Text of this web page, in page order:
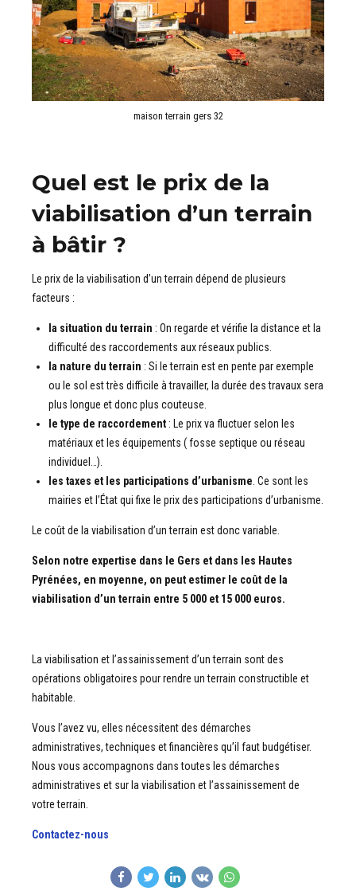
maison terrain gers 32
Quel est le prix de la
viabilisation d’un terrain
à bâtir ?
Le prix de la viabilisation d’un terrain dépend de plusieurs
facteurs :
la situation du terrain : On regarde et vérifie la distance et la
difficulté des raccordements aux réseaux publics.
la nature du terrain : Si le terrain est en pente par exemple
ou le sol est très difficile à travailler, la durée des travaux sera
plus longue et donc plus couteuse.
le type de raccordement : Le prix va fluctuer selon les
matériaux et les équipements ( fosse septique ou réseau
individuel…).
les taxes et les participations d’urbanisme . Ce sont les
mairies et l’État qui fixe le prix des participations d’urbanisme.
Le coût de la viabilisation d’un terrain est donc variable.
Selon notre expertise dans le Gers et dans les Hautes
Pyrénées, en moyenne, on peut estimer le coût de la
viabilisation d’un terrain entre 5 000 et 15 000 euros.
La viabilisation et l’assainissement d’un terrain sont des
opérations obligatoires pour rendre un terrain constructible et
habitable.
Vous l’avez vu, elles nécessitent des démarches
administratives, techniques et financières qu’il faut budgétiser.
Nous vous accompagnons dans toutes les démarches
administratives et sur la viabilisation et l’assainissement de
votre terrain.
Contactez-nous